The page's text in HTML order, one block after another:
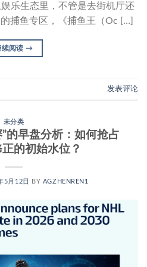
乐生态里，不管是去街机厅还
捕鱼专区，《捕鱼王（Oc […]
续阅读→
发表评论
未分类
的早盘分析：如何抢占
的初始水位？
5月12日 BY AGZHENREN1